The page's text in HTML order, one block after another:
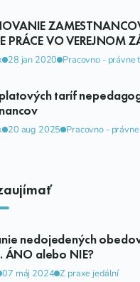
PRÁCE VO VEREJNOM
28 jan 2020 Pracovno - právne
taríf
20 aug 2025 Pracovno -
nedojedených
ÁNO alebo NIE?
07 máj 2024 Z praxe jedální